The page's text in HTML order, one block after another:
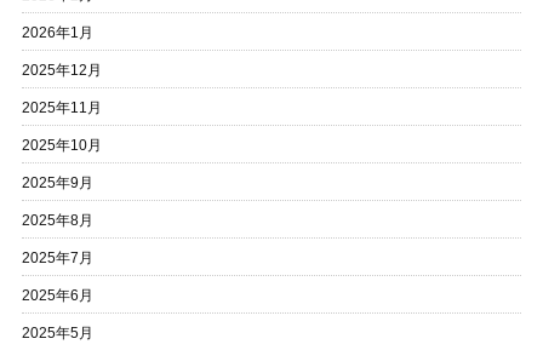
2026年1月
2025年12月
2025年11月
2025年10月
2025年9月
2025年8月
2025年7月
2025年6月
2025年5月